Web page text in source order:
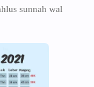
sunnah wal